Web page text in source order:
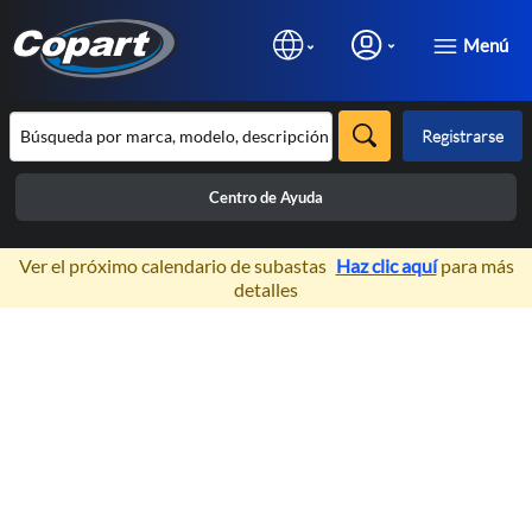
Menú
Registrarse
Centro de Ayuda
×
Ver el próximo calendario de subastas Haz clic aquípara más
detalles